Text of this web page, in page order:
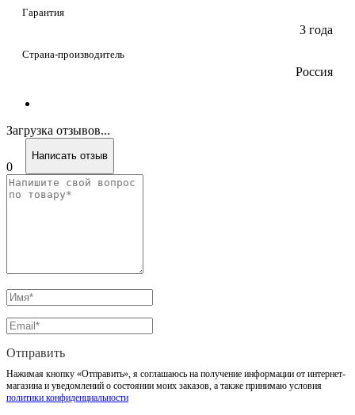
Гарантия
3 года
Страна-производитель
Россия
Загрузка отзывов...
0
Написать отзыв
Отправить
Нажимая кнопку «Отправить», я соглашаюсь на получение информации от интернет-
магазина и уведомлений о состоянии моих заказов, а также принимаю условия
политики конфиденциальности